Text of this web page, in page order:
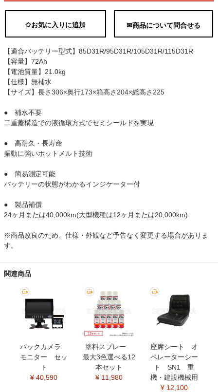
✩お気に入りに追加 ✉商品について問合せる
【適合バッテリー型式】85D31R/95D31R/105D31R/115D31R
【容量】72Ah
【電池質量】21.0kg
【仕様】無補水
【サイズ】長さ306×奥行173×箱高さ204×総高さ225
● 補水不要
二重蓋構造での液循環方式でセミシールドを実現
● 高耐久・長寿命
振動に強いホットメルト技術
● 簡易測定可能
バッテリーの状態がわかるインジケーター付
● 製品補償
24ヶ月または40,000km(大型機種は12ヶ月または20,000km)
※商品改良のため、仕様・外観など予告なく変更する場合がありま
す。
関連商品
バックカメラ
モニター セッ
ト
¥ 40,590
塗料スプレー
最大3色選べる12
本セット
¥ 11,980
座席シート オ
ペレーターシー
ト SN1 重
機・建設機械用
¥ 12,100